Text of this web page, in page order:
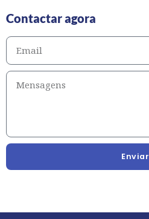
Contactar agora
Enviar